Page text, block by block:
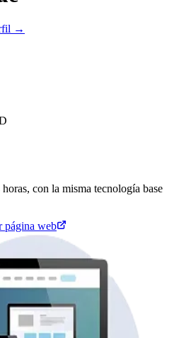
→
con la misma tecnología base
página web